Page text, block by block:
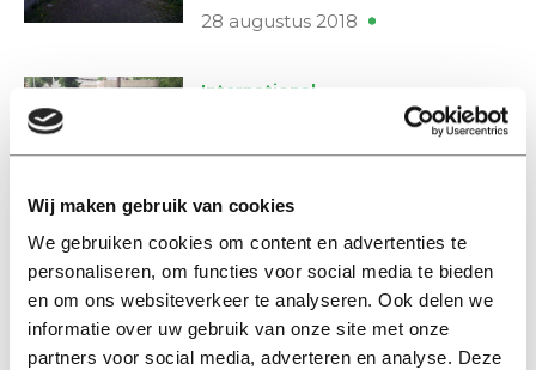
Wij maken gebruik van cookies
We gebruiken cookies om content en advertenties te
personaliseren, om functies voor social media te bieden
en om ons websiteverkeer te analyseren. Ook delen we
informatie over uw gebruik van onze site met onze
partners voor social media, adverteren en analyse. Deze
28 augustus 2018
International
Swapfiets: the convenience of
your own bike, without the
17 augustus 2017
Column
On two wheels
02 mei 2017